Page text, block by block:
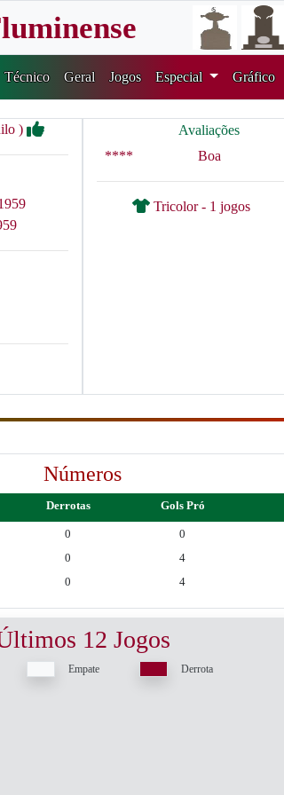
Técnico Geral Jogos Especial Gráfico
)
Avaliações
****
Boa
Tricolor - 1 jogos
Números
Derrotas Gols Pró
0 0
0 4
0 4
12 Jogos
Empate Derrota